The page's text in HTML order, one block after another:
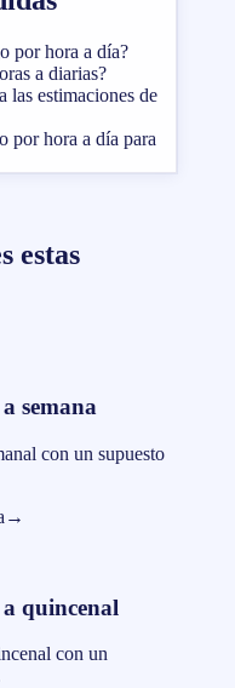
por hora a día?
a diarias?
las estimaciones de
por hora a día para
estas
semana
con un supuesto
→
quincenal
con un